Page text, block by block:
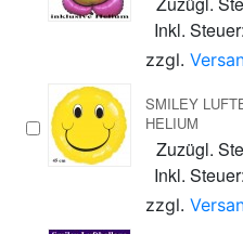
Inkl. Steuer:
zzgl.
SMILEY
HELIUM
Zuzügl.
Inkl. Steuer:
zzgl.